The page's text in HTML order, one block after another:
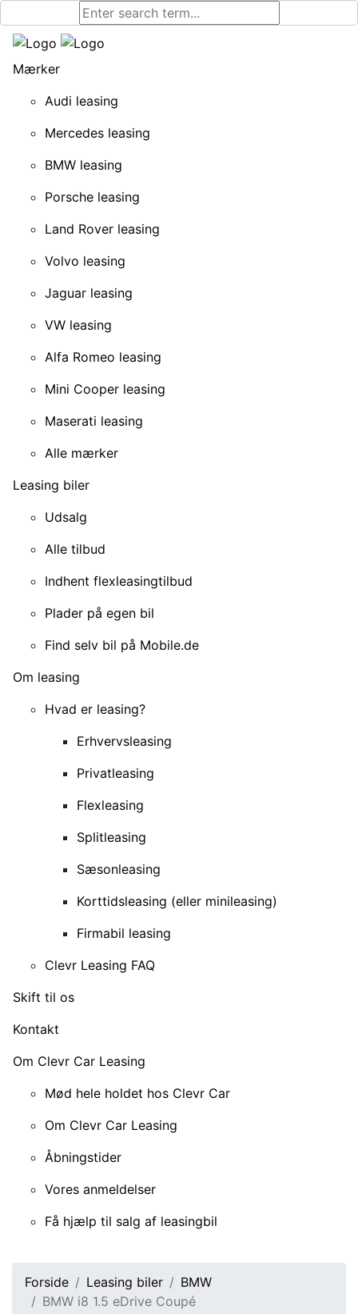
Mærker
Audi leasing
Mercedes leasing
BMW leasing
Porsche leasing
Land Rover leasing
Volvo leasing
Jaguar leasing
VW leasing
Alfa Romeo leasing
Mini Cooper leasing
Maserati leasing
Alle mærker
Leasing biler
Udsalg
Alle tilbud
Indhent flexleasingtilbud
Plader på egen bil
Find selv bil på Mobile.de
Om leasing
Hvad er leasing?
Erhvervsleasing
Privatleasing
Flexleasing
Splitleasing
Sæsonleasing
Korttidsleasing (eller minileasing)
Firmabil leasing
Clevr Leasing FAQ
Skift til os
Kontakt
Om Clevr Car Leasing
Mød hele holdet hos Clevr Car
Om Clevr Car Leasing
Åbningstider
Vores anmeldelser
Få hjælp til salg af leasingbil
Forside Leasing biler
BMW
BMW i8 1.5 eDrive Coupé